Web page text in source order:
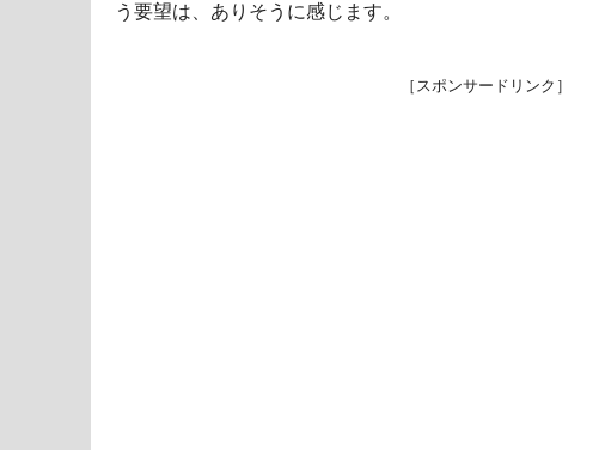
う要望は、ありそうに感じます。
［スポンサードリンク］